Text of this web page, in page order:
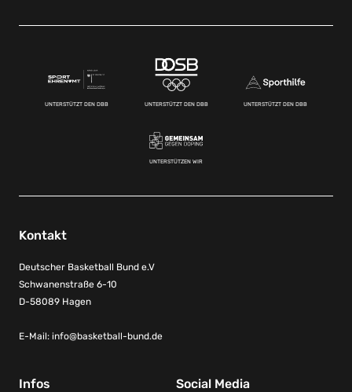
UNTERSTÜTZT DEN DBB UNTERSTÜTZT DEN DBB UNTERSTÜTZT DEN DBB
UNTERSTÜTZEN WIR
Kontakt
Deutscher Basketball Bund e.V
Schwanenstraße 6-10
D-58089 Hagen
E-Mail: info@basketball-bund.de
Infos Social Media